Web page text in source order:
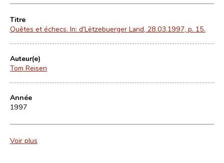
Titre
Quêtes et échecs. In: d'Lëtzebuerger Land, 28.03.1997, p. 15.
Auteur(e)
Tom Reisen
Année
1997
Voir plus